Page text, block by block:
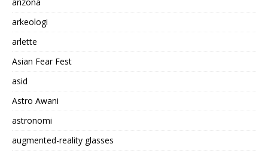
arkeologi
arlette
Asian Fear Fest
asid
Astro Awani
astronomi
augmented-reality glasses